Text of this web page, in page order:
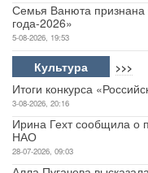
Семья Ванюта признана
года-2026»
5-08-2026, 19:53
Культура >>>
Итоги конкурса
3-08-2026, 20:16
Ирина Гехт сообщила о
НАО
28-07-2026, 09:03